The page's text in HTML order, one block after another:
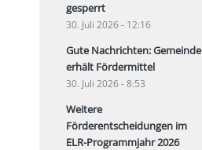
gesperrt
30. Juli 2026 - 12:16
Gute Nachrichten: Gemeinde
erhält Fördermittel
30. Juli 2026 - 8:53
Weitere
Förderentscheidungen im
ELR-Programmjahr 2026